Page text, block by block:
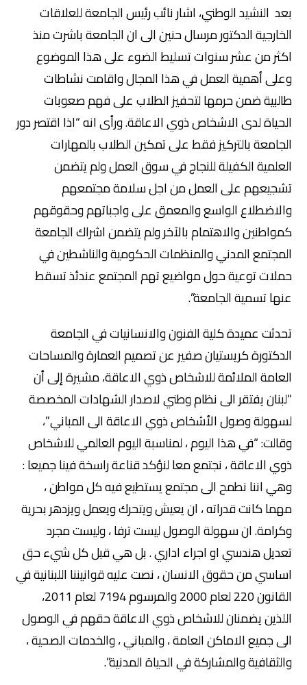
بعد النشيد الوطني، اشار نائب رئيس الجامعة للعلاقات
الخارجية الدكتور مرسال حنين الى ان الجامعة باشرت منذ
اكثر من عشر سنوات تسليط الضوء على هذا الموضوع
وعلى أهمية العمل في هذا المجال واقامت نشاطات
طالبية ضمن حرمها لتحفيز الطلاب على فهم صعوبات
الحياة لدى الاشخاص ذوي الاعاقة. ورأى انه “اذا اقتصر دور
الجامعة بالتركيز فقط على تمكين الطلاب بالمهارات
العلمية الكفيلة للنجاج في سوق العمل ولم يتضمن
تشجيعهم على العمل من اجل سلامة مجتمعهم
والاضطلاع الواسع والمعمق على واجباتهم وحقوقهم
كمواطنين والاهتمام بالآخر ولم يتضمن اشراك الجامعة
المجتمع المدني والمنظمات الحكومية والناشطين في
حملات توعية حول مواضيع تهم المجتمع عندئذ تسقط
عنها تسمية الجامعة”.
تحدثت عميدة كلية الفنون والانسانيات في الجامعة
الدكتورة كريستيان صفير عن تصميم العمارة والمساحات
العامة الملائمة للاشخاص ذوي الاعاقة، مشيرة إلى أن
“لبنان يفتقر الى نظام وطني لاصدار الشهادات المخصصة
لسهولة وصول الأشخاص ذوي الاعاقة الى المباني”،
وقالت: “في هذا اليوم ، لمناسبة اليوم العالمي للاشخاص
ذوي الاعاقة ، نجتمع معا لنؤكد قناعة راسخة فينا جميعا :
وهي اننا نطمح الى مجتمع يستطيع فيه كل مواطن ،
مهما كانت قدراته ، ان يعيش ويتحرك ويعمل ويزدهر بحرية
وكرامة. ان سهولة الوصول ليست ترفا ، وليست مجرد
تعديل هندسي او اجراء اداري . بل هي قبل كل شيء حق
اساسي من حقوق الانسان ، نصت عليه قوانيننا اللبنانية في
القانون 220 لعام 2000 والمرسوم 7194 لعام 2011،
اللذين يضمنان للاشخاص ذوي الاعاقة حقهم في الوصول
الى جميع الاماكن العامة ، والمباني ، والخدمات الصحية ،
والثقافية والمشاركة في الحياة المدنية”.